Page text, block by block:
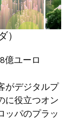
億ユーロ
がデジタルプ
に役立つオン
ッパのプラッ